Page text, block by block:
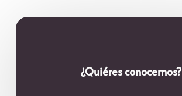
58,00€.28,00€.
¿Quiéres conocernos?